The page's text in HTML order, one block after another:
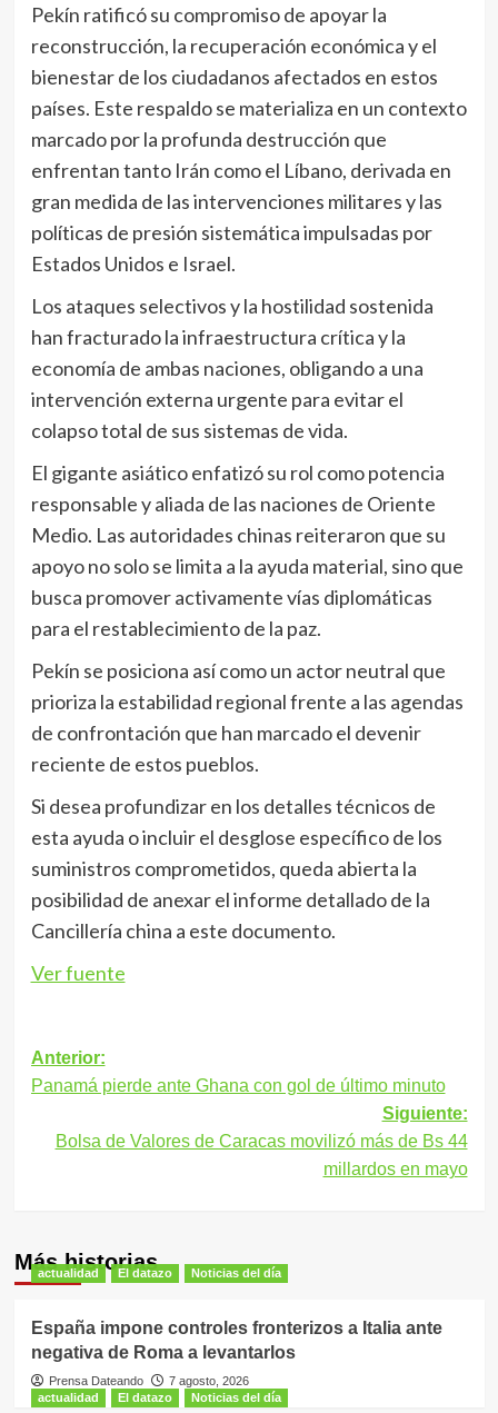
Pekín ratificó su compromiso de apoyar la
reconstrucción, la recuperación económica y el
bienestar de los ciudadanos afectados en estos
países. Este respaldo se materializa en un contexto
marcado por la profunda destrucción que
enfrentan tanto Irán como el Líbano, derivada en
gran medida de las intervenciones militares y las
políticas de presión sistemática impulsadas por
Estados Unidos e Israel.
Los ataques selectivos y la hostilidad sostenida
han fracturado la infraestructura crítica y la
economía de ambas naciones, obligando a una
intervención externa urgente para evitar el
colapso total de sus sistemas de vida.
El gigante asiático enfatizó su rol como potencia
responsable y aliada de las naciones de Oriente
Medio. Las autoridades chinas reiteraron que su
apoyo no solo se limita a la ayuda material, sino que
busca promover activamente vías diplomáticas
para el restablecimiento de la paz.
Pekín se posiciona así como un actor neutral que
prioriza la estabilidad regional frente a las agendas
de confrontación que han marcado el devenir
reciente de estos pueblos.
Si desea profundizar en los detalles técnicos de
esta ayuda o incluir el desglose específico de los
suministros comprometidos, queda abierta la
posibilidad de anexar el informe detallado de la
Cancillería china a este documento.
Ver fuente
Navegación
de
entradas
Anterior:
Panamá pierde ante Ghana con gol de último minuto
Siguiente:
Bolsa de Valores de Caracas movilizó más de Bs 44
millardos en mayo
Más historias
actualidad El datazo Noticias del día
España impone controles fronterizos a Italia ante
negativa de Roma a levantarlos
Prensa Dateando
7 agosto, 2026
actualidad
El datazo Noticias del día